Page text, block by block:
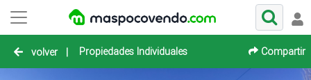
volver | Propiedades Individuales Compartir